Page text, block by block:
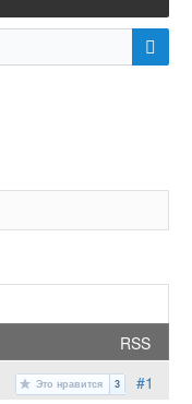
RSS
#1
Это нравится 3